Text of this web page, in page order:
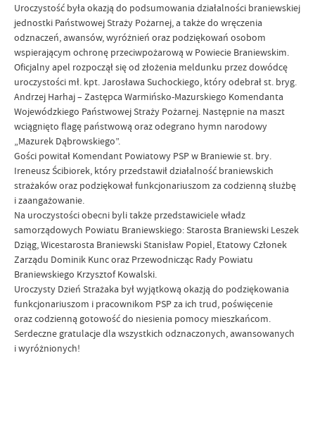
Uroczystość była okazją do podsumowania działalności braniewskiej
jednostki Państwowej Straży Pożarnej, a także do wręczenia
odznaczeń, awansów, wyróżnień oraz podziękowań osobom
wspierającym ochronę przeciwpożarową w Powiecie Braniewskim.
Oficjalny apel rozpoczął się od złożenia meldunku przez dowódcę
uroczystości mł. kpt. Jarosława Suchockiego, który odebrał st. bryg.
Andrzej Harhaj – Zastępca Warmińsko-Mazurskiego Komendanta
Wojewódzkiego Państwowej Straży Pożarnej. Następnie na maszt
wciągnięto flagę państwową oraz odegrano hymn narodowy
„Mazurek Dąbrowskiego”.
Gości powitał Komendant Powiatowy PSP w Braniewie st. bry.
Ireneusz Ścibiorek, który przedstawił działalność braniewskich
strażaków oraz podziękował funkcjonariuszom za codzienną służbę
i zaangażowanie.
Na uroczystości obecni byli także przedstawiciele władz
samorządowych Powiatu Braniewskiego: Starosta Braniewski Leszek
Dziąg, Wicestarosta Braniewski Stanisław Popiel, Etatowy Członek
Zarządu Dominik Kunc oraz Przewodnicząc Rady Powiatu
Braniewskiego Krzysztof Kowalski.
Uroczysty Dzień Strażaka był wyjątkową okazją do podziękowania
funkcjonariuszom i pracownikom PSP za ich trud, poświęcenie
oraz codzienną gotowość do niesienia pomocy mieszkańcom.
Serdeczne gratulacje dla wszystkich odznaczonych, awansowanych
i wyróżnionych!